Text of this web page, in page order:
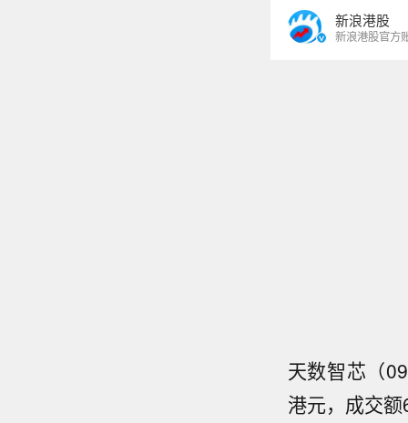
新浪港股
新浪港股官方
天数智芯（
港元，成交